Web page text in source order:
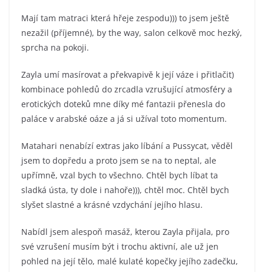
Mají tam matraci která hřeje zespodu))) to jsem ještě
nezažil (příjemné), by the way, salon celkově moc hezký,
sprcha na pokoji.
Zayla umí masírovat a překvapivě k její váze i přitlačit)
kombinace pohledů do zrcadla vzrušující atmosféry a
erotických doteků mne díky mé fantazii přenesla do
paláce v arabské oáze a já si užíval toto momentum.
Matahari nenabízí extras jako líbání a Pussycat, věděl
jsem to dopředu a proto jsem se na to neptal, ale
upřímně, vzal bych to všechno. Chtěl bych líbat ta
sladká ústa, ty dole i nahoře))), chtěl moc. Chtěl bych
slyšet slastné a krásné vzdychání jejího hlasu.
Nabídl jsem alespoň masáž, kterou Zayla přijala, pro
své vzrušení musím být i trochu aktivní, ale už jen
pohled na její tělo, malé kulaté kopečky jejího zadečku,